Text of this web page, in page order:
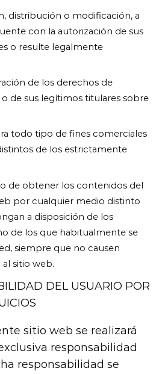
distribución o modificación, a
con la autorización de sus
o resulte legalmente
de los derechos de
de sus legítimos titulares sobre
todo tipo de fines comerciales
de los estrictamente
de obtener los contenidos del
por cualquier medio distinto
a disposición de los
de los que habitualmente se
siempre que no causen
sitio web.
DEL USUARIO POR
sitio web se realizará
responsabilidad
responsabilidad se